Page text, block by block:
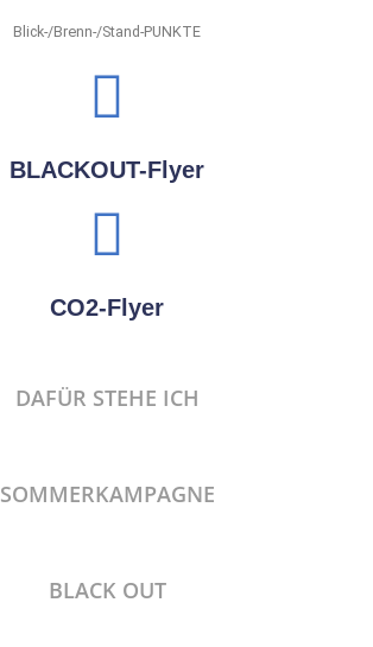
Blick-/Brenn-/Stand-PUNKTE
BLACKOUT-Flyer
CO2-Flyer
DAFÜR STEHE ICH
SOMMERKAMPAGNE
BLACK OUT